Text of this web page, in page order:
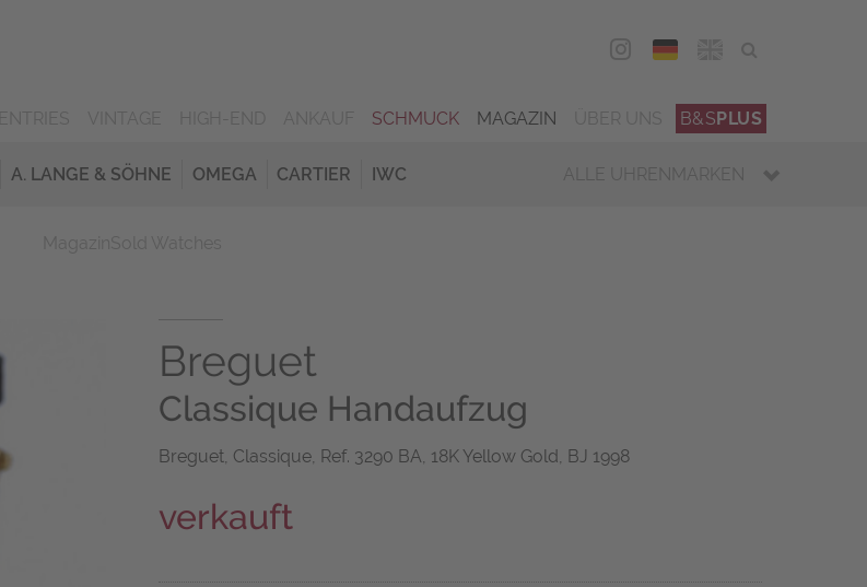
DEU
SCHMUCK MAGAZIN B&SPLUS
A. LANGE & SÖHNE OMEGA CARTIER IWC ALLE UHRENMARKEN
Breguet
Classique Handaufzug
Breguet, Classique, Ref. 3290 BA, 18K Yellow Gold, BJ 1998
verkauft